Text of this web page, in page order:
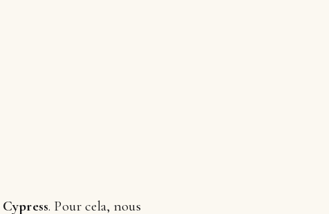
Cypress. Pour cela, nous